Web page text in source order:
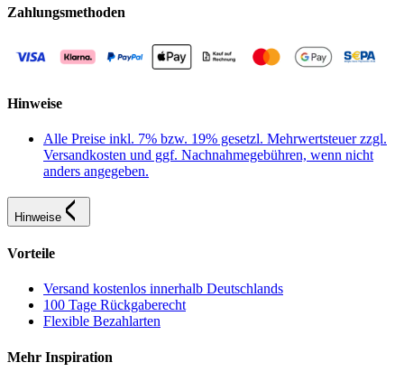
Zahlungsmethoden
Hinweise
Alle Preise inkl. 7% bzw. 19% gesetzl. Mehrwertsteuer zzgl.
Versandkosten und ggf. Nachnahmegebühren, wenn nicht
anders angegeben.
Hinweise
Vorteile
Versand kostenlos innerhalb Deutschlands
100 Tage Rückgaberecht
Flexible Bezahlarten
Mehr Inspiration